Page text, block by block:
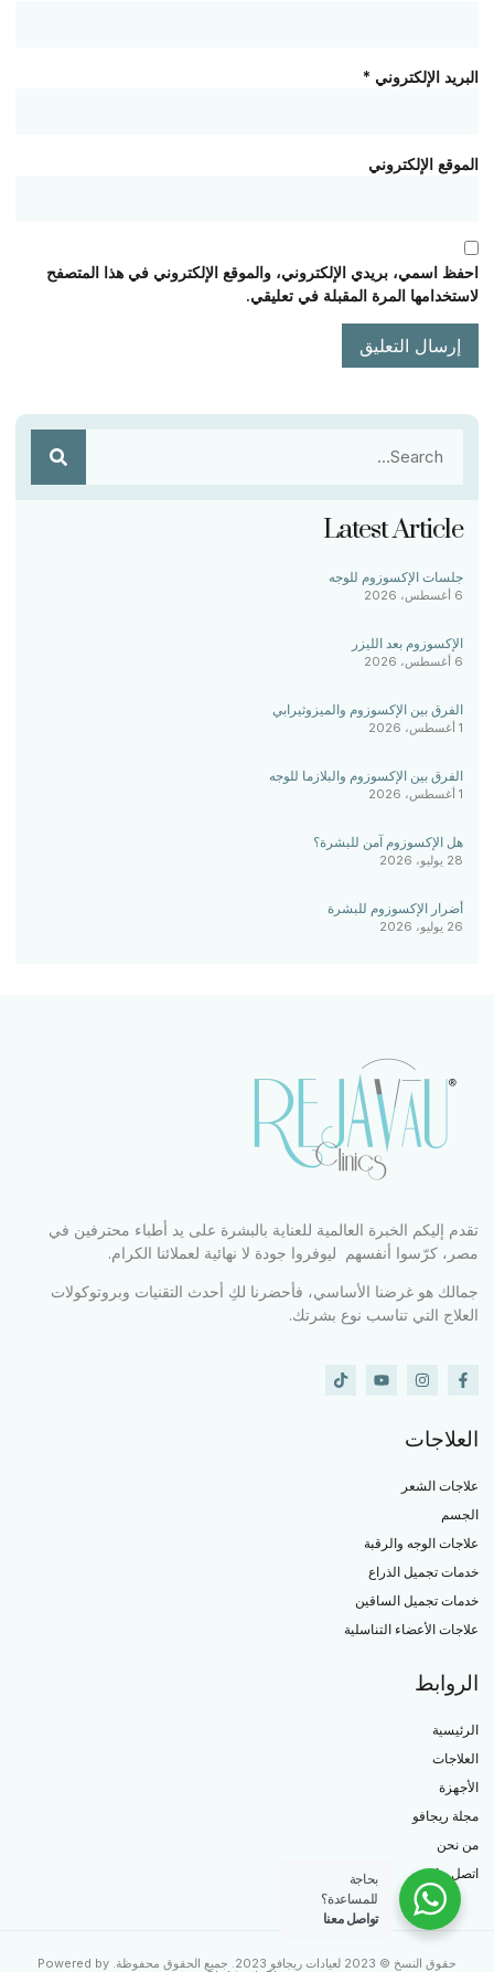
البريد الإلكتروني *
الموقع الإلكتروني
احفظ اسمي، بريدي الإلكتروني، والموقع الإلكتروني في هذا المتصفح
لاستخدامها المرة المقبلة في تعليقي.
Latest Article
جلسات الإكسوزوم للوجه
6 أغسطس، 2026
الإكسوزوم بعد الليزر
6 أغسطس، 2026
الفرق بين الإكسوزوم والميزوثيرابي
1 أغسطس، 2026
الفرق بين الإكسوزوم والبلازما للوجه
1 أغسطس، 2026
هل الإكسوزوم آمن للبشرة؟
28 يوليو، 2026
أضرار الإكسوزوم للبشرة
26 يوليو، 2026
تقدم إليكم الخبرة العالمية للعناية بالبشرة على يد أطباء محترفين في
مصر، كرّسوا أنفسهم ليوفروا جودة لا نهائية لعملائنا الكرام.
جمالك هو غرضنا الأساسي، فأحضرنا لكِ أحدث التقنيات وبروتوكولات
العلاج التي تناسب نوع بشرتك.
العلاجات
علاجات الشعر
الجسم
علاجات الوجه والرقبة
خدمات تجميل الذراع
خدمات تجميل الساقين
علاجات الأعضاء التناسلية
الروابط
الرئيسية
العلاجات
الأجهزة
مجلة ريجافو
من نحن
اتصل بنا
حقوق النسخ © 2023 لعيادات ريجافو 2023. جميع الحقوق محفوظة. Powered by
بحاجة
للمساعدة؟
تواصل معنا